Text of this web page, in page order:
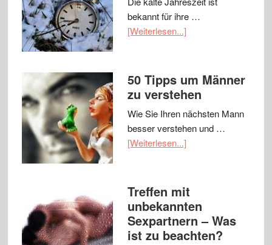
bekannt für ihre …
[Weiterlesen...]
50 Tipps um Männer
zu verstehen
Wie Sie Ihren nächsten Mann
besser verstehen und …
[Weiterlesen...]
Treffen mit
unbekannten
Sexpartnern – Was
ist zu beachten?